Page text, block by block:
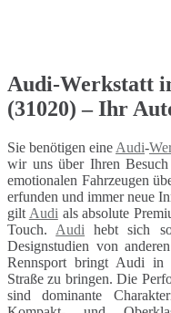
Audi-Werkstatt
(31020) – Ihr
Sie benötigen eine Audi-
wir uns über Ihren
emotionalen Fahrzeugen
erfunden und immer neue
gilt Audi als absolute
Touch. Audi hebt sich
Designstudien von
Rennsport bringt Audi in
Straße zu bringen. Die
sind dominante